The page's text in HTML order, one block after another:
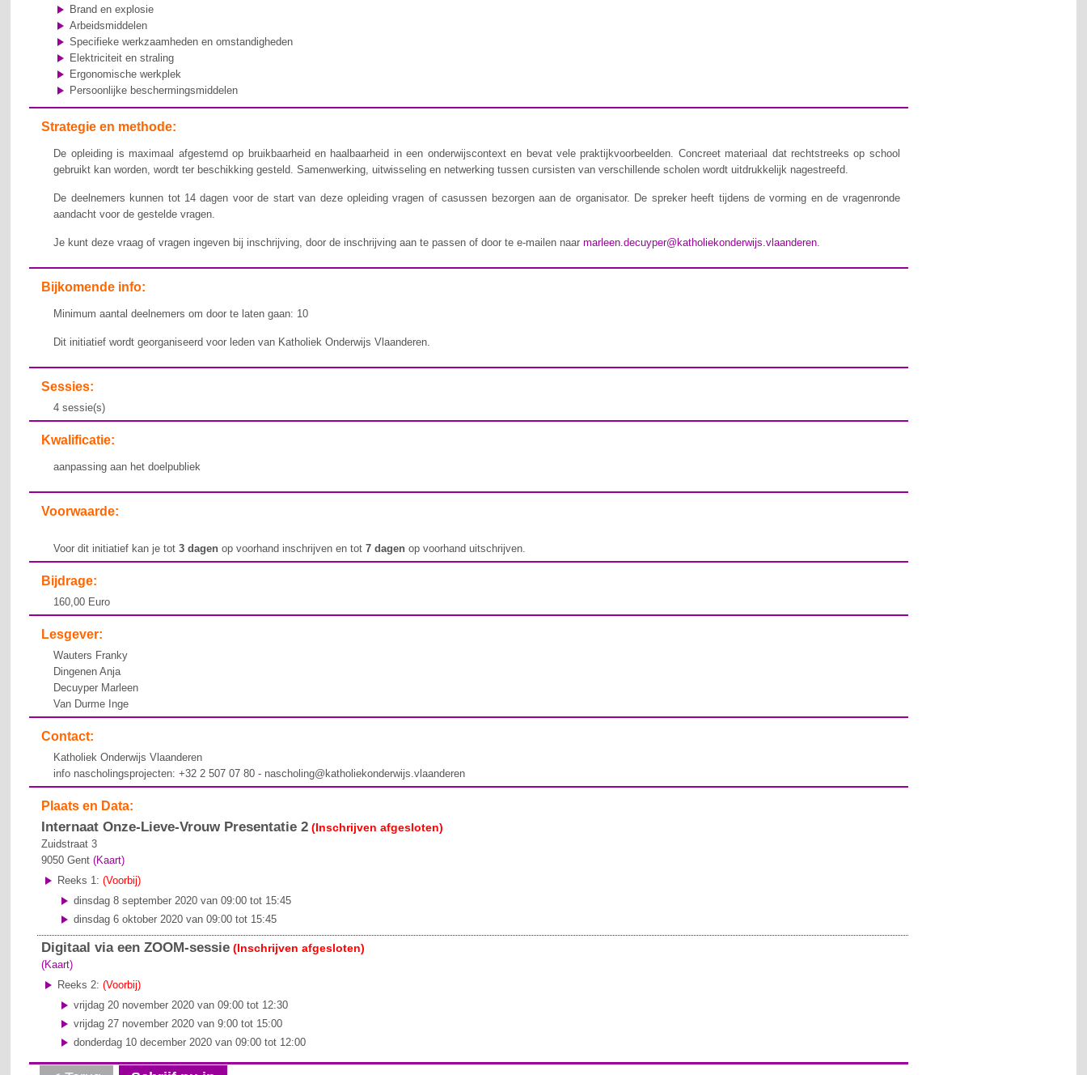
Brand en explosie
Arbeidsmiddelen
Specifieke werkzaamheden en omstandigheden
Elektriciteit en straling
Ergonomische werkplek
Persoonlijke beschermingsmiddelen
Strategie en methode:
De opleiding is maximaal afgestemd op bruikbaarheid en haalbaarheid in een onderwijscontext en bevat vele praktijkvoorbeelden. Concreet materiaal dat rechtstreeks op school
gebruikt kan worden, wordt ter beschikking gesteld. Samenwerking, uitwisseling en netwerking tussen cursisten van verschillende scholen wordt uitdrukkelijk nagestreefd.
De deelnemers kunnen tot 14 dagen voor de start van deze opleiding vragen of casussen bezorgen aan de organisator. De spreker heeft tijdens de vorming en de vragenronde
aandacht voor de gestelde vragen.
Je kunt deze vraag of vragen ingeven bij inschrijving, door de inschrijving aan te passen of door te e-mailen naarmarleen.decuyper@katholiekonderwijs.vlaanderen.
Bijkomende info:
Minimum aantal deelnemers om door te laten gaan: 10
Dit initiatief wordt georganiseerd voor leden van Katholiek Onderwijs Vlaanderen.
Sessies:
4 sessie(s)
Kwalificatie:
aanpassing aan het doelpubliek
Voorwaarde:
Voor dit initiatief kan je tot3 dagen op voorhand inschrijven en tot7 dagenop voorhand uitschrijven.
Bijdrage:
160,00 Euro
Lesgever:
Wauters Franky
Dingenen Anja
Decuyper Marleen
Van Durme Inge
Contact:
Katholiek Onderwijs Vlaanderen
info nascholingsprojecten: +32 2 507 07 80 - nascholing@katholiekonderwijs.vlaanderen
Plaats en Data:
Internaat Onze-Lieve-Vrouw Presentatie 2 (Inschrijven afgesloten)
Zuidstraat 3
9050 Gent (Kaart)
Reeks 1:(Voorbij)
dinsdag 8 september 2020 van 09:00 tot 15:45
dinsdag 6 oktober 2020 van 09:00 tot 15:45
Digitaal via een ZOOM-sessie (Inschrijven afgesloten)
(Kaart)
Reeks 2:(Voorbij)
vrijdag 20 november 2020 van 09:00 tot 12:30
vrijdag 27 november 2020 van 9:00 tot 15:00
donderdag 10 december 2020 van 09:00 tot 12:00